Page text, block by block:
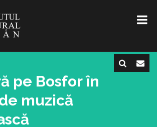
pe Bosfor în
muzică